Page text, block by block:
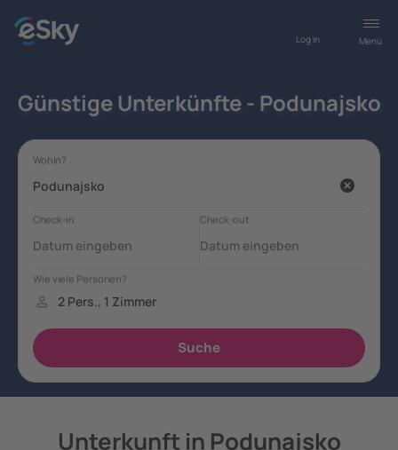
Menü
Log in
Günstige Unterkünfte - Podunajsko
Unterkunft in Podunajsko